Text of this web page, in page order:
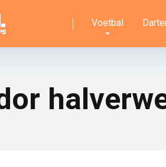
Voetbal